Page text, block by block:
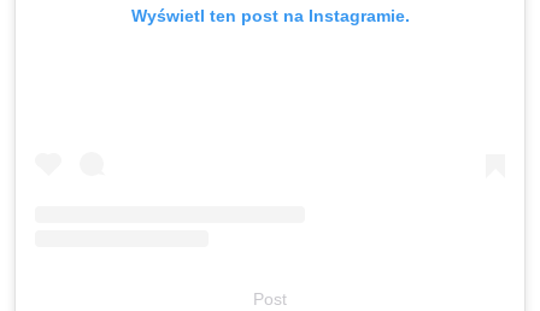
Wyświetl ten post na Instagramie.
Post